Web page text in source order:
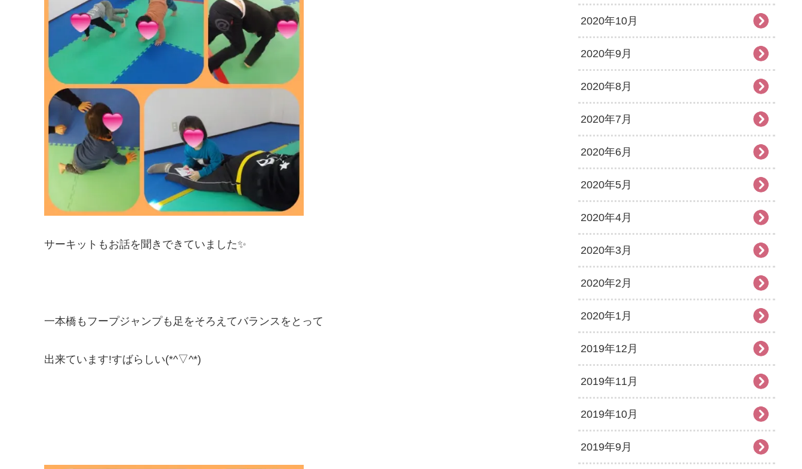
サーキットもお話を聞きできていました✨
一本橋もフープジャンプも足をそろえてバランスをとって
出来ています!すばらしい(*^▽^*)
2020年10月
2020年9月
2020年8月
2020年7月
2020年6月
2020年5月
2020年4月
2020年3月
2020年2月
2020年1月
2019年12月
2019年11月
2019年10月
2019年9月